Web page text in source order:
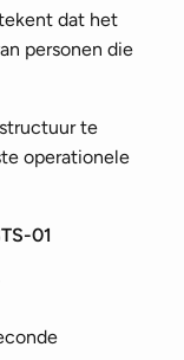
dat het
personen die
te
operationele
01